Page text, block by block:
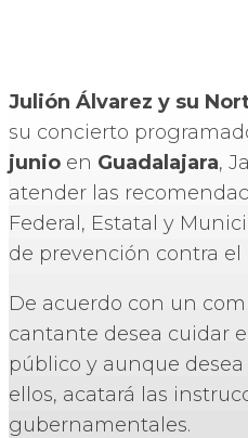
Julión Álvarez y su
su concierto
junio en Guadalajara,
atender las
Federal, Estatal y
de prevención contra el
De acuerdo con un
cantante desea cuidar
público y aunque
ellos, acatará las
gubernamentales.